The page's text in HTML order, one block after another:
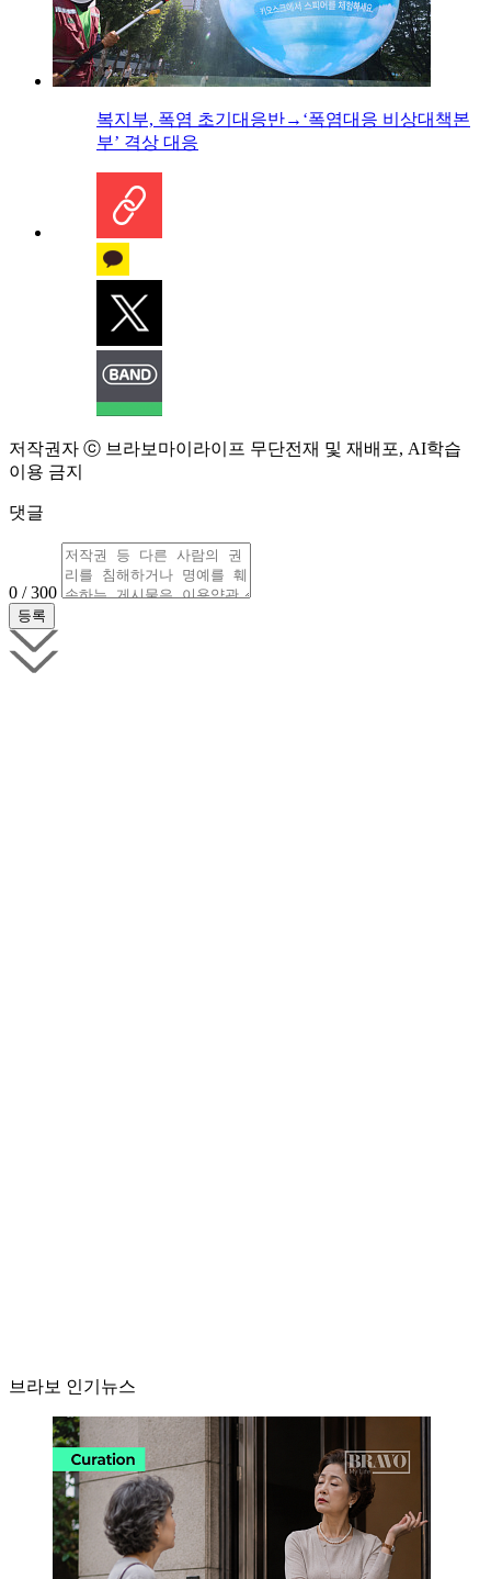
복지부, 폭염 초기대응반→‘폭염대응 비상대책본
부’ 격상 대응
저작권자 ⓒ 브라보마이라이프 무단전재 및 재배포, AI학습
이용 금지
댓글
0 / 300
브라보 인기뉴스